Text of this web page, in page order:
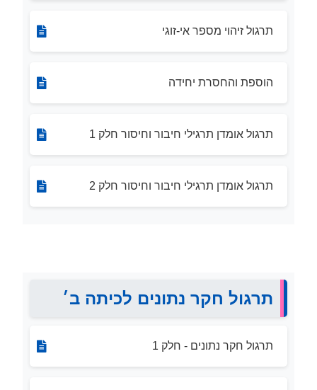
תרגול זיהוי מספר אי-זוגי
הוספת והחסרת יחידה
תרגול אומדן תרגילי חיבור וחיסור חלק 1
תרגול אומדן תרגילי חיבור וחיסור חלק 2
תרגול חקר נתונים לכיתה ב׳
תרגול חקר נתונים - חלק 1